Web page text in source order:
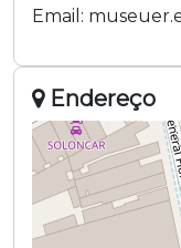
Email:
Endereço